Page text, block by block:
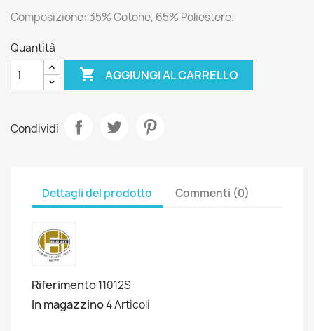
Composizione: 35% Cotone, 65% Poliestere.
Quantità
 AGGIUNGI AL CARRELLO
Condividi
Dettagli del prodotto Commenti (0)
Riferimento11012S
In magazzino4 Articoli